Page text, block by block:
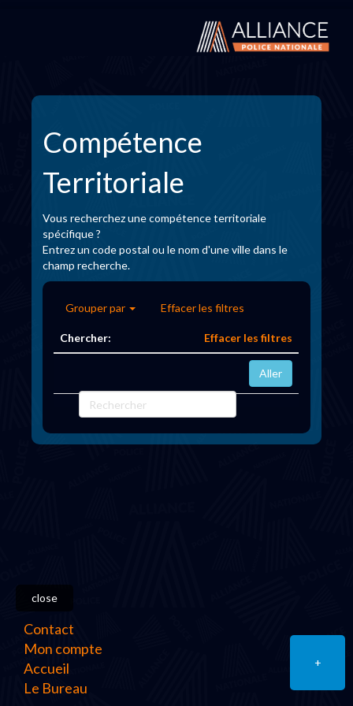
Compétence
Territoriale
Vous recherchez une compétence territoriale
spécifique ?
Entrez un code postal ou le nom d'une ville dans le
champ recherche.
Grouper par Effacer les filtres
Chercher: Effacer les filtres
+
close
Contact
Mon compte
Accueil
Le Bureau